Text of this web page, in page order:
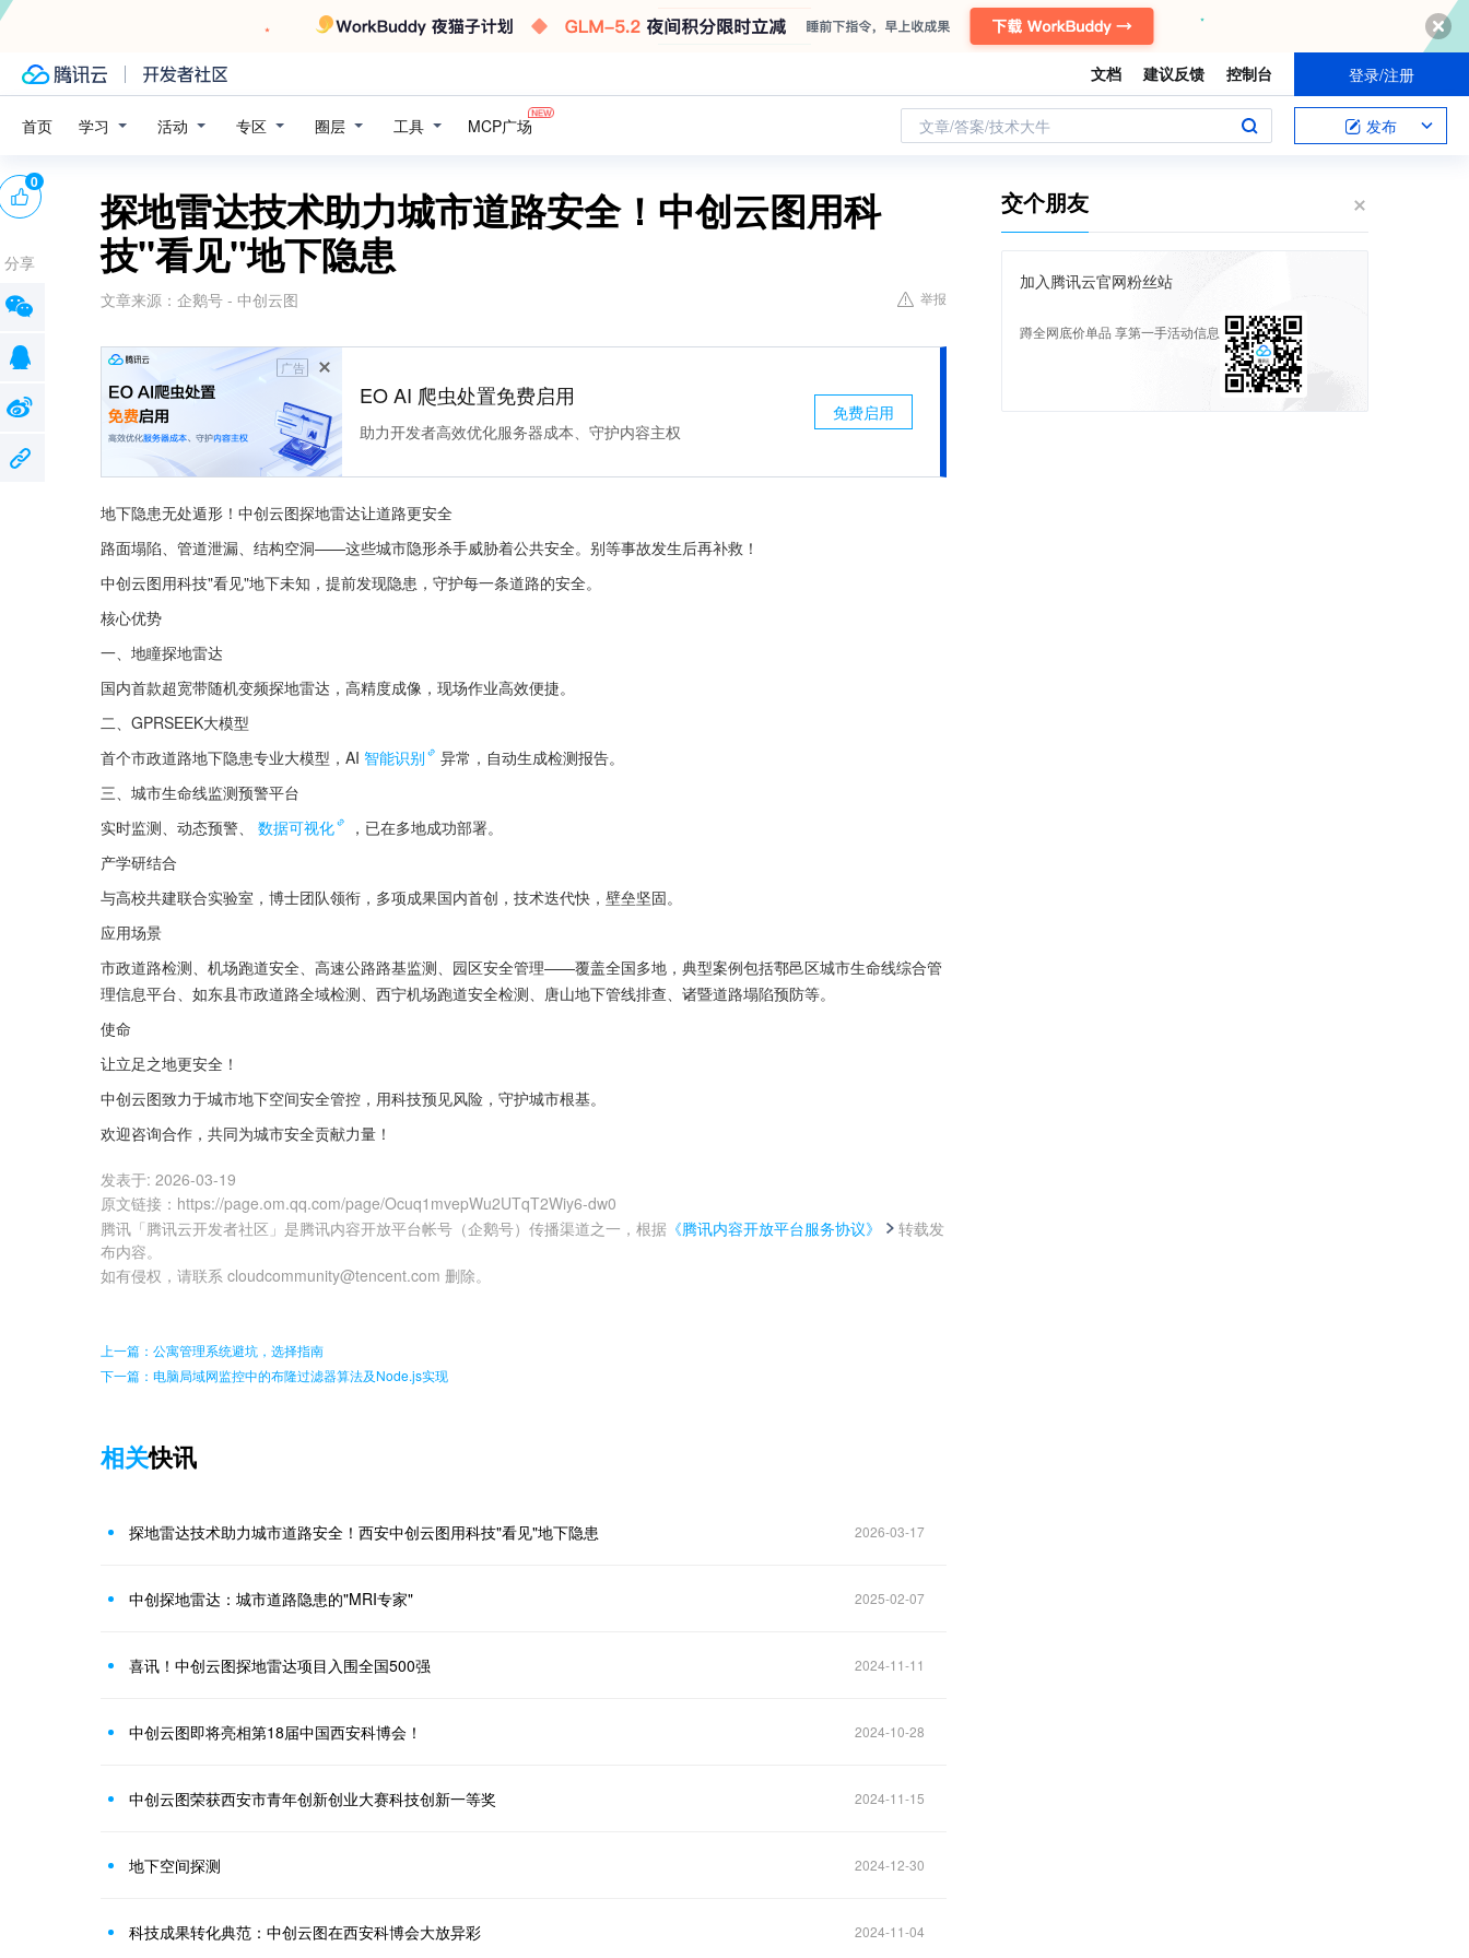
文档 建议反馈 控制台 登录/注册
首页 学习 活动 专区 圈层 工具 MCP广场 文章/答案/技术大牛 发布
探地雷达技术助力城市道路安全！中创云图用科
技"看见"地下隐患
文章来源： 企鹅号 - 中创云图 举报
广告
EO AI 爬虫处置免费启用
助力开发者高效优化服务器成本、守护内容主权
免费启用
地下隐患无处遁形！中创云图探地雷达让道路更安全
路面塌陷、管道泄漏、结构空洞——这些城市隐形杀手威胁着公共安全。别等事故发生后再补救！
中创云图用科技"看见"地下未知，提前发现隐患，守护每一条道路的安全。
核心优势
一、地瞳探地雷达
国内首款超宽带随机变频探地雷达，高精度成像，现场作业高效便捷。
二、GPRSEEK大模型
首个市政道路地下隐患专业大模型，AI 智能识别
异常，自动生成检测报告。
三、城市生命线监测预警平台
实时监测、动态预警、
数据可视化
，已在多地成功部署。
产学研结合
与高校共建联合实验室，博士团队领衔，多项成果国内首创，技术迭代快，壁垒坚固。
应用场景
市政道路检测、机场跑道安全、高速公路路基监测、园区安全管理——覆盖全国多地，典型案例包括鄠邑区城市生命线综合管
理信息平台、如东县市政道路全域检测、西宁机场跑道安全检测、唐山地下管线排查、诸暨道路塌陷预防等。
使命
让立足之地更安全！
中创云图致力于城市地下空间安全管控，用科技预见风险，守护城市根基。
欢迎咨询合作，共同为城市安全贡献力量！
发表于: 2026-03-19
原文链接 ： https://page.om.qq.com/page/Ocuq1mvepWu2UTqT2Wiy6-dw0
腾讯「腾讯云开发者社区」是腾讯内容开放平台帐号（企鹅号）传播渠道之一，根据 《腾讯内容开放平台服务协议》
转载发
布内容。
如有侵权，请联系 cloudcommunity@tencent.com 删除。
0
分享
上一篇：公寓管理系统避坑，选择指南
下一篇：电脑局域网监控中的布隆过滤器算法及Node.js实现
相关快讯
探地雷达技术助力城市道路安全！西安中创云图用科技"看见"地下隐患 2026-03-17
中创探地雷达：城市道路隐患的"MRI专家" 2025-02-07
喜讯！中创云图探地雷达项目入围全国500强 2024-11-11
中创云图即将亮相第18届中国西安科博会！ 2024-10-28
中创云图荣获西安市青年创新创业大赛科技创新一等奖 2024-11-15
地下空间探测 2024-12-30
科技成果转化典范：中创云图在西安科博会大放异彩 2024-11-04
交个朋友
加入腾讯云官网粉丝站
蹲全网底价单品 享第一手活动信息